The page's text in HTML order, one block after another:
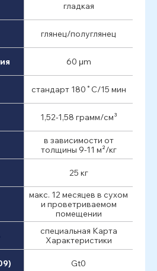
гладкая
глянец/полуглянец
60 μm
стандарт 180˚C/15 мин
1,52-1,58 грамм/см³
в зависимости от
толщины 9-11 м²/кг
25 кг
макс. 12 месяцев в сухом
и проветриваемом
помещении
специальная Карта
Характеристики
Gt0